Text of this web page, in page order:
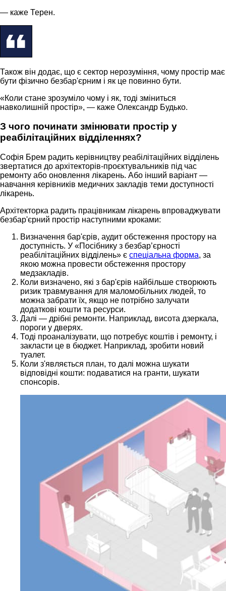
— каже Терен.
Також він додає, що є сектор нерозуміння, чому простір має
бути фізично безбар'єрним і як це повинно бути.
«Коли стане зрозуміло чому і як, тоді зміниться
навколишній простір», — каже Олександр Будько.
З чого починати змінювати простір у
реабілітаційних відділеннях?
Софія Брем радить керівництву реабілітаційних відділень
звертатися до архітекторів-проєктувальників під час
ремонту або оновлення лікарень. Або інший варіант —
навчання керівників медичних закладів теми доступності
лікарень.
Архітекторка радить працівникам лікарень впроваджувати
безбар'єрний простір наступними кроками:
Визначення бар'єрів, аудит обстеження простору на
доступність. У «Посібнику з безбар’єрності
реабілітаційних відділень» є спеціальна форма, за
якою можна провести обстеження простору
медзакладів.
Коли визначено, які з бар'єрів найбільше створюють
ризик травмування для маломобільних людей, то
можна забрати їх, якщо не потрібно залучати
додаткові кошти та ресурси.
Далі — дрібні ремонти. Наприклад, висота дзеркала,
пороги у дверях.
Тоді проаналізувати, що потребує коштів і ремонту, і
закласти це в бюджет. Наприклад, зробити новий
туалет.
Коли з'являється план, то далі можна шукати
відповідні кошти: подаватися на гранти, шукати
спонсорів.